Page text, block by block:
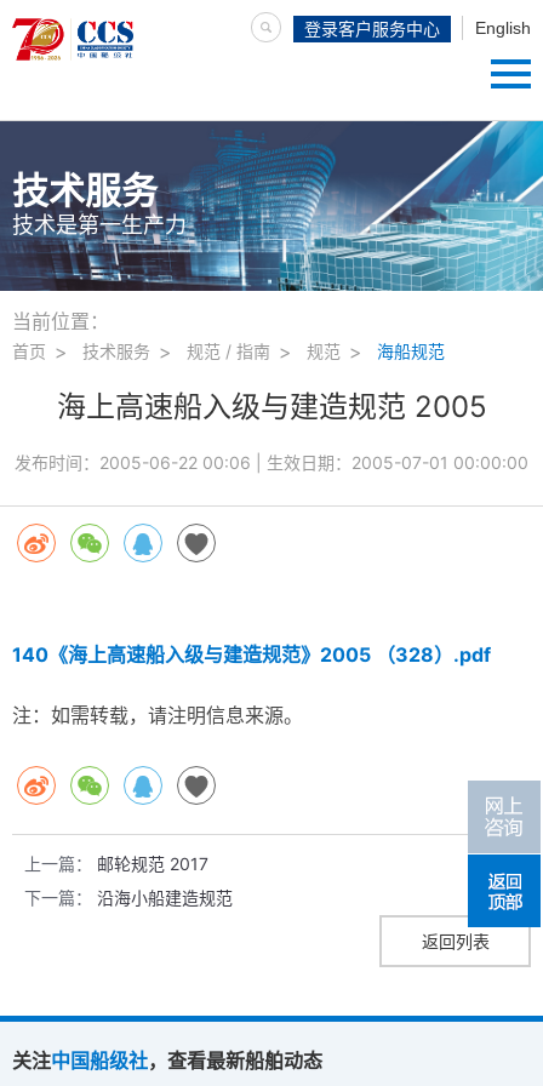
English
登录客户服务中心
技术服务
技术是第一生产力
当前位置：
首页 技术服务 规范 / 指南 规范 海船规范
海上高速船入级与建造规范 2005
发布时间： 2005-06-22 00:06 | 生效日期： 2005-07-01 00:00:00
140《海上高速船入级与建造规范》2005 （328）.pdf
注：如需转载，请注明信息来源。
上一篇：
邮轮规范 2017
下一篇：
沿海小船建造规范
返回列表
关注中国船级社，查看最新船舶动态